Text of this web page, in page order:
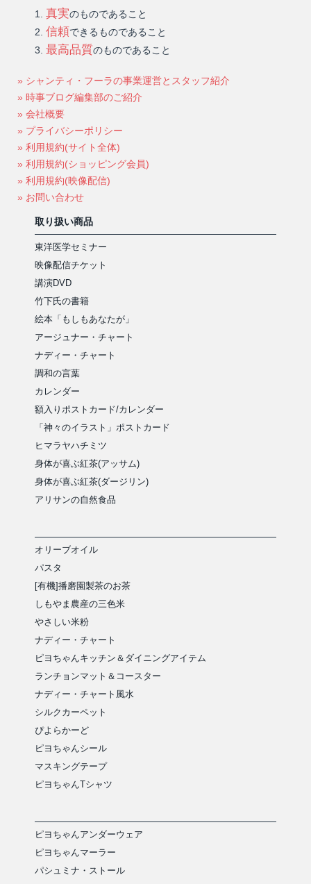
真実のものであること
信頼できるものであること
最高品質のものであること
» シャンティ・フーラの事業運営とスタッフ紹介
» 時事ブログ編集部のご紹介
» 会社概要
» プライバシーポリシー
» 利用規約(サイト全体)
» 利用規約(ショッピング会員)
» 利用規約(映像配信)
» お問い合わせ
取り扱い商品
東洋医学セミナー
映像配信チケット
講演DVD
竹下氏の書籍
絵本「もしもあなたが」
アージュナー・チャート
ナディー・チャート
調和の言葉
カレンダー
額入りポストカード/カレンダー
「神々のイラスト」ポストカード
ヒマラヤハチミツ
身体が喜ぶ紅茶(アッサム)
身体が喜ぶ紅茶(ダージリン)
アリサンの自然食品
オリーブオイル
パスタ
[有機]播磨園製茶のお茶
しもやま農産の三色米
やさしい米粉
ナディー・チャート
ピヨちゃんキッチン＆ダイニングアイテム
ランチョンマット＆コースター
ナディー・チャート風水
シルクカーペット
ぴよらかーど
ピヨちゃんシール
マスキングテープ
ピヨちゃんTシャツ
ピヨちゃんアンダーウェア
ピヨちゃんマーラー
パシュミナ・ストール